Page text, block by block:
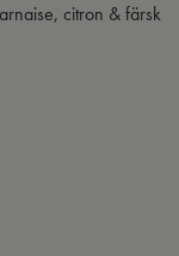
citron & färsk